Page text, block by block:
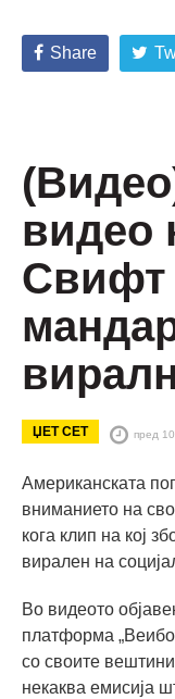
Share
видео
Свифт
ЏЕТ СЕТ пред
Американската
вниманието на
кога клип на кој
вирален на
Во видеото
платформа
со своите
некаква емисија